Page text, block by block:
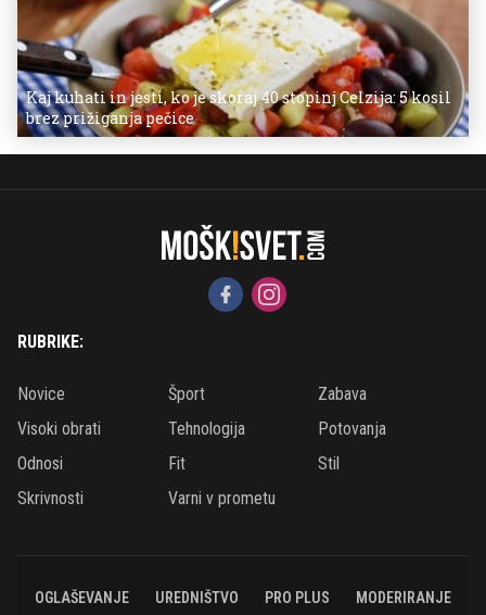
Kaj kuhati in jesti, ko je skoraj 40 stopinj Celzija: 5 kosil
brez prižiganja pečice
RUBRIKE:
Novice Šport
Zabava
Visoki obrati
Tehnologija
Potovanja
Odnosi
Fit
Stil
Skrivnosti
Varni v prometu
OGLAŠEVANJE UREDNIŠTVO PRO PLUS MODERIRANJE